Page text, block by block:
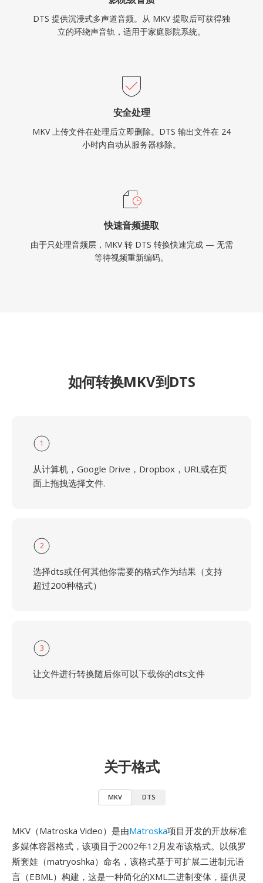
DTS 提供沉浸式多声道音频。从 MKV 提取后可获得独
立的环绕声音轨，适用于家庭影院系统。
安全处理
MKV 上传文件在处理后立即删除。DTS 输出文件在 24
小时内自动从服务器移除。
快速音频提取
由于只处理音频层，MKV 转 DTS 转换快速完成 — 无需
等待视频重新编码。
如何转换MKV到DTS
1
从计算机，Google Drive，Dropbox，URL或在页
面上拖拽选择文件.
2
选择dts或任何其他你需要的格式作为结果（支持
超过200种格式）
3
让文件进行转换随后你可以下载你的dts文件
关于格式
MKV DTS
MKV（Matroska Video）是由Matroska项目开发的开放标准
多媒体容器格式，该项目于2002年12月发布该格式。以俄罗
斯套娃（matryoshka）命名，该格式基于可扩展二进制元语
言（EBML）构建，这是一种简化的XML二进制变体，提供灵